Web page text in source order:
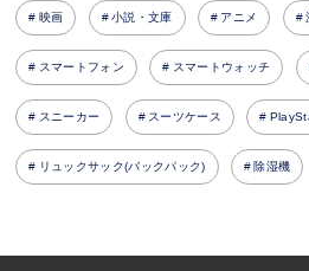
映画 小説・文庫 アニメ
スマートフォン スマートウォッチ
スニーカー スーツケース
リュックサック(バックパック) 除湿機